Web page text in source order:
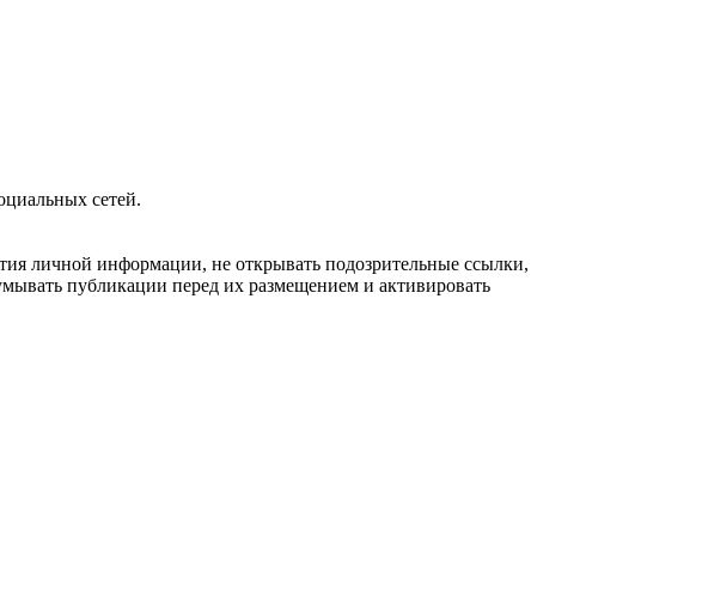
сетей.
личной информации, не открывать подозрительные ссылки,
публикации перед их размещением и активировать